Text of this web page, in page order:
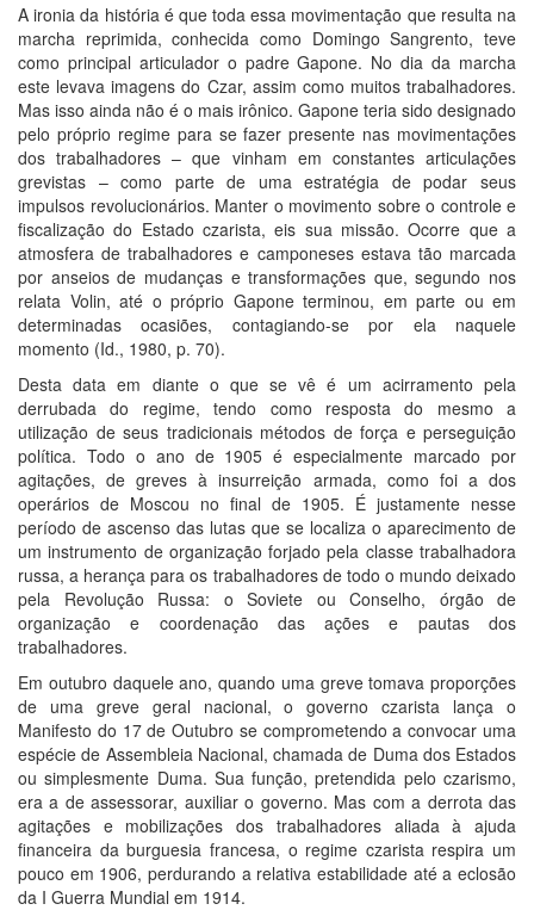
A ironia da história é que toda essa movimentação que resulta na
marcha reprimida, conhecida como Domingo Sangrento, teve
como principal articulador o padre Gapone. No dia da marcha
este levava imagens do Czar, assim como muitos trabalhadores.
Mas isso ainda não é o mais irônico. Gapone teria sido designado
pelo próprio regime para se fazer presente nas movimentações
dos trabalhadores – que vinham em constantes articulações
grevistas – como parte de uma estratégia de podar seus
impulsos revolucionários. Manter o movimento sobre o controle e
fiscalização do Estado czarista, eis sua missão. Ocorre que a
atmosfera de trabalhadores e camponeses estava tão marcada
por anseios de mudanças e transformações que, segundo nos
relata Volin, até o próprio Gapone terminou, em parte ou em
determinadas ocasiões, contagiando-se por ela naquele
momento (Id., 1980, p. 70).
Desta data em diante o que se vê é um acirramento pela
derrubada do regime, tendo como resposta do mesmo a
utilização de seus tradicionais métodos de força e perseguição
política. Todo o ano de 1905 é especialmente marcado por
agitações, de greves à insurreição armada, como foi a dos
operários de Moscou no final de 1905. É justamente nesse
período de ascenso das lutas que se localiza o aparecimento de
um instrumento de organização forjado pela classe trabalhadora
russa, a herança para os trabalhadores de todo o mundo deixado
pela Revolução Russa: o Soviete ou Conselho, órgão de
organização e coordenação das ações e pautas dos
trabalhadores.
Em outubro daquele ano, quando uma greve tomava proporções
de uma greve geral nacional, o governo czarista lança o
Manifesto do 17 de Outubro se comprometendo a convocar uma
espécie de Assembleia Nacional, chamada de Duma dos Estados
ou simplesmente Duma. Sua função, pretendida pelo czarismo,
era a de assessorar, auxiliar o governo. Mas com a derrota das
agitações e mobilizações dos trabalhadores aliada à ajuda
financeira da burguesia francesa, o regime czarista respira um
pouco em 1906, perdurando a relativa estabilidade até a eclosão
da I Guerra Mundial em 1914.